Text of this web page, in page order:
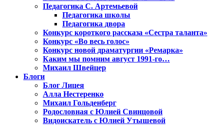
Педагогика С. Артемьевой
Педагогика школы
Педагогика двора
Конкурс короткого рассказа «Сестра таланта»
Конкурс «Во весь голос»
Конкурс новой драматургии «Ремарка»
Каким мы помним август 1991-го…
Михаил Швейцер
Блоги
Блог Лицея
Алла Нестеренко
Михаил Гольденберг
Родословная с Юлией Свинцовой
Видоискатель с Юлией Утышевой